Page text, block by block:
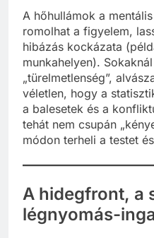
A hőhullámok a
romolhat a figyelem,
hibázás kockázata
munkahelyen).
„türelmetlenség”,
véletlen, hogy a
a balesetek és a
tehát nem csupán
módon terheli a testet
A hidegfront, a
légnyomás-